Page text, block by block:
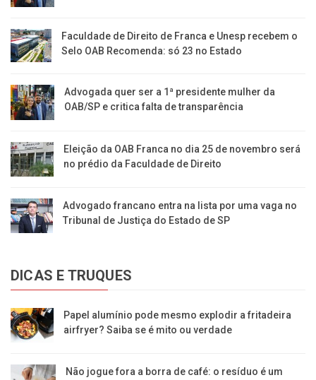
Faculdade de Direito de Franca e Unesp recebem o
Selo OAB Recomenda: só 23 no Estado
Advogada quer ser a 1ª presidente mulher da
OAB/SP e critica falta de transparência
Eleição da OAB Franca no dia 25 de novembro será
no prédio da Faculdade de Direito
Advogado francano entra na lista por uma vaga no
Tribunal de Justiça do Estado de SP
DICAS E TRUQUES
Papel alumínio pode mesmo explodir a fritadeira
airfryer? Saiba se é mito ou verdade
Não jogue fora a borra de café: o resíduo é um